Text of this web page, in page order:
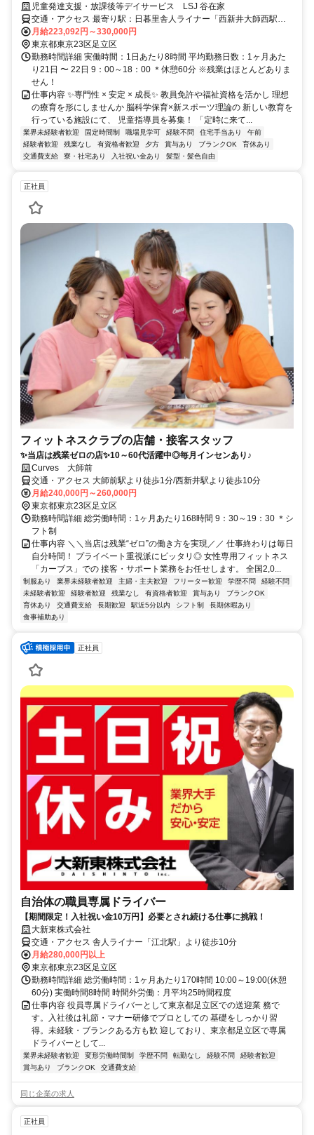
児童発達支援・放課後等デイサービス LSJ 谷在家
交通・アクセス 最寄り駅：日暮里舎人ライナー「西新井大師西駅」
から徒歩７分
月給223,092円～330,000円
東京都東京23区足立区
勤務時間詳細 実働時間：1日あたり8時間 平均勤務日数：1ヶ月あた
り21日 〜 22日 9：00～18：00 ＊休憩60分 ※残業はほとんどありま
せん！
仕事内容 ✨専門性 × 安定 × 成長✨ 教員免許や福祉資格を活かし 理想
の療育を形にしませんか 脳科学保育×新スポーツ理論の 新しい教育を
行っている施設にて、 児童指導員を募集！ 「定時に来て...
業界未経験者歓迎 固定時間制 職場見学可 経験不問 住宅手当あり
午前
経験者歓迎
残業なし 有資格者歓迎 夕方 賞与あり ブランクOK
育休あり
交通費支給
寮・社宅あり 入社祝い金あり 髪型・髪色自由
正社員
フィットネスクラブの店舗・接客スタッフ
✨当店は残業ゼロの店✨10～60代活躍中◎毎月インセンあり♪
Curves 大師前
交通・アクセス 大師前駅より徒歩1分/西新井駅より徒歩10分
月給240,000円～260,000円
東京都東京23区足立区
勤務時間詳細 総労働時間：1ヶ月あたり168時間 9：30～19：30 ＊シ
フト制
仕事内容 ＼＼当店は残業“ゼロ”の働き方を実現／／ 仕事終わりは毎日
自分時間！ プライベート重視派にピッタリ◎ 女性専用フィットネス
「カーブス」での 接客・サポート業務をお任せします。 全国2,0...
制服あり 業界未経験者歓迎 主婦・主夫歓迎 フリーター歓迎 学歴不問
経験不問
未経験者歓迎
経験者歓迎 残業なし 有資格者歓迎 賞与あり
ブランクOK
育休あり
交通費支給 長期歓迎 駅近5分以内 シフト制
長期休暇あり
食事補助あり
正社員
自治体の職員専属ドライバー
【期間限定！入社祝い金10万円】必要とされ続ける仕事に挑戦！
大新東株式会社
交通・アクセス 舎人ライナー「江北駅」より徒歩10分
月給280,000円以上
東京都東京23区足立区
勤務時間詳細 総労働時間：1ヶ月あたり170時間 10:00～19:00(休憩
60分) 実働時間8時間 時間外労働：月平均25時間程度
仕事内容 役員専属ドライバーとして東京都足立区での送迎業 務で
す。入社後は礼節・マナー研修でプロとしての 基礎をしっかり習
得。未経験・ブランクある方も歓 迎しており、東京都足立区で専属
ドライバーとして...
業界未経験者歓迎 変形労働時間制 学歴不問 転勤なし 経験不問
経験者歓迎
賞与あり
ブランクOK 交通費支給
同じ企業の求人
正社員